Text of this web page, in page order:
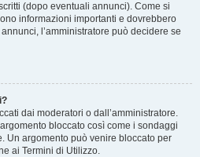
(dopo eventuali annunci). Come si
informazioni importanti e dovrebbero
l’amministratore può decidere se
dai moderatori o dall’amministratore.
bloccato così come i sondaggi
Un argomento può venire bloccato per
ai Termini di Utilizzo.